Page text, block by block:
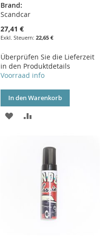
Brand:
Scandcar
27,41 €
22,65 €
Überprüfen Sie die Lieferzeit
in den Produktdetails
Voorraad info
In den Warenkorb
ZUR
HINZUFÜGENHINZUFÜGEN